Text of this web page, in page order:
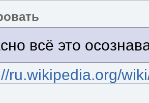
всё это
ru.wikipedia.org/